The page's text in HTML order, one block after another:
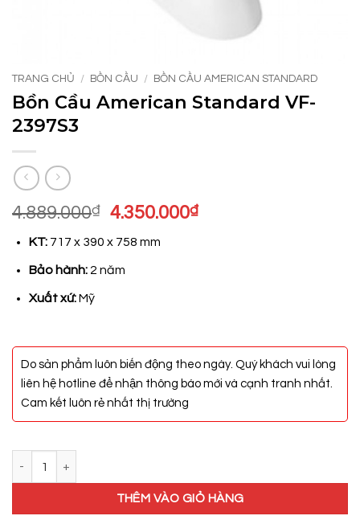
TRANG CHỦ / BỒN CẦU / BỒN CẦU AMERICAN STANDARD
Bồn Cầu American Standard VF-
2397S3
4.889.000₫
Giá
là:
4.889.000₫.
4.350.000₫Giá
KT:717 x 390 x 758 mm
Bảo hành: 2 năm
Xuất xứ:Mỹ
Do sản phẩm luôn biến động theo ngày. Quý khách vui lòng
liên hệ hotline để nhận thông báo mới và cạnh tranh nhất.
Cam kết luôn rẻ nhất thị trường
THÊM VÀO GIỎ HÀNG